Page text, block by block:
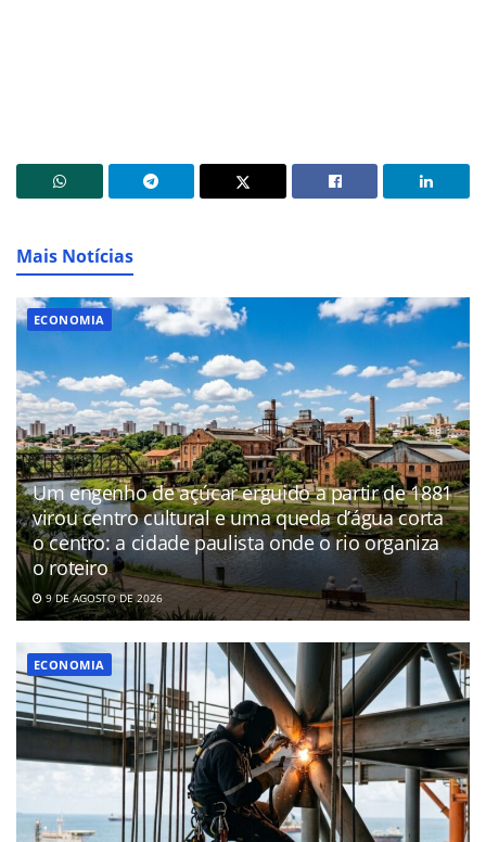
Mais Notícias
ECONOMIA
Um engenho de açúcar erguido a partir de 1881
virou centro cultural e uma queda d’água corta
o centro: a cidade paulista onde o rio organiza
o roteiro
9 DE AGOSTO DE 2026
ECONOMIA